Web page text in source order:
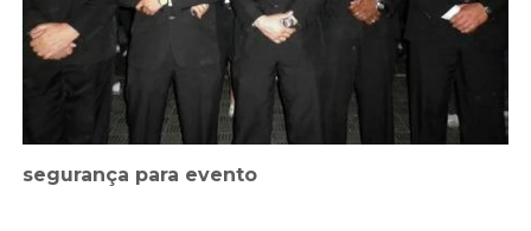
segurança para evento